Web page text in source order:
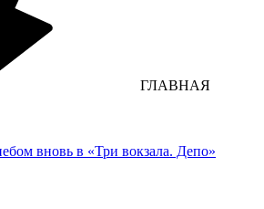
ГЛАВНАЯ
вновь в «Три вокзала. Депо»